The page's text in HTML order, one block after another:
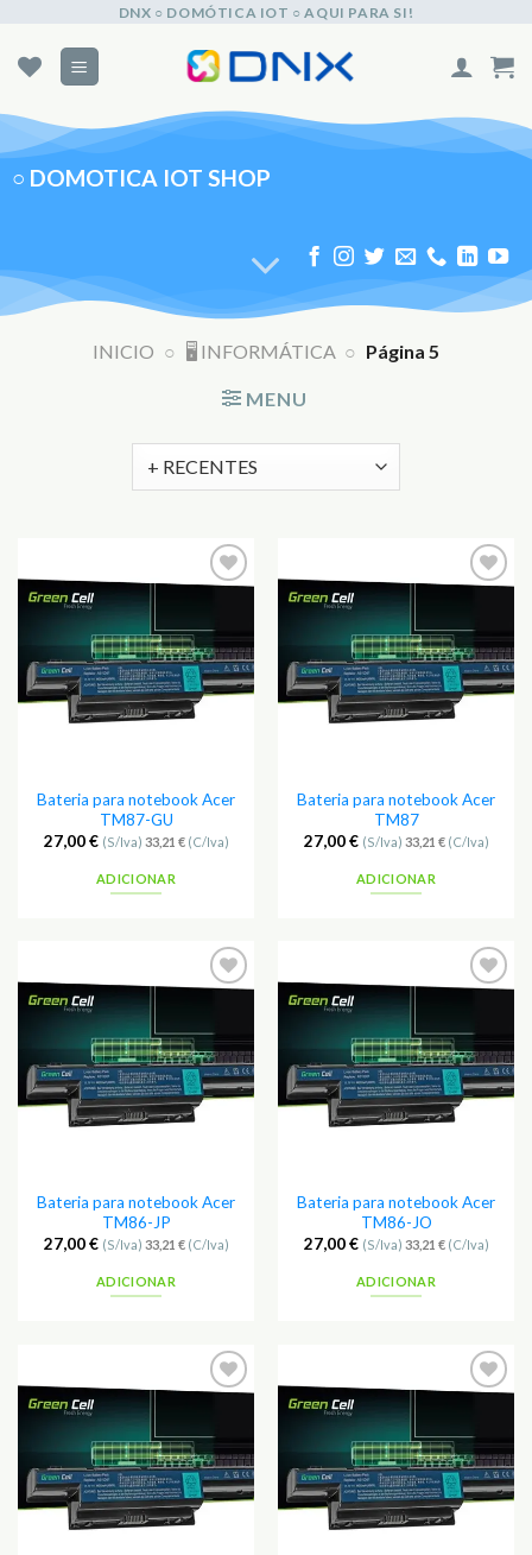
content
DNX ○ DOMÓTICA IOT ○ AQUI PARA SI!
○ DOMOTICA IOT SHOP
INICIO ○ 🖥️ INFORMÁTICA ○ Página 5
MENU
Favoritos
Bateria para notebook Acer
TM87-GU
27,00€ (S/Iva) 33,21 €(C/Iva)
ADICIONAR
Favoritos
Bateria para notebook Acer
TM87
27,00€ (S/Iva) 33,21 €(C/Iva)
ADICIONAR
Favoritos
Bateria para notebook Acer
TM86-JP
27,00€ (S/Iva) 33,21 €(C/Iva)
ADICIONAR
Favoritos
Bateria para notebook Acer
TM86-JO
27,00€ (S/Iva) 33,21 €(C/Iva)
ADICIONAR
Favoritos
Favoritos